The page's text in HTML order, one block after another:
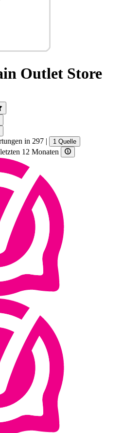
Outlet Store
in 297 | 1 Quelle
12 Monaten